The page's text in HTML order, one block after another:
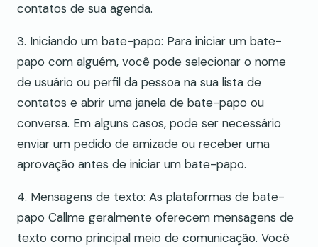
contatos de sua agenda.
3. Iniciando um bate-papo: Para iniciar um bate-
papo com alguém, você pode selecionar o nome
de usuário ou perfil da pessoa na sua lista de
contatos e abrir uma janela de bate-papo ou
conversa. Em alguns casos, pode ser necessário
enviar um pedido de amizade ou receber uma
aprovação antes de iniciar um bate-papo.
4. Mensagens de texto: As plataformas de bate-
papo Callme geralmente oferecem mensagens de
texto como principal meio de comunicação. Você